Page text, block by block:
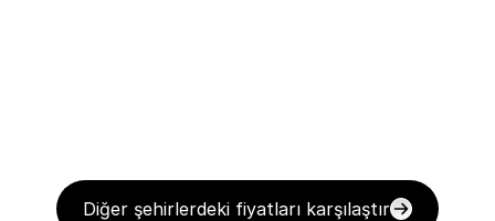
Diğer şehirlerdeki fiyatları karşılaştır